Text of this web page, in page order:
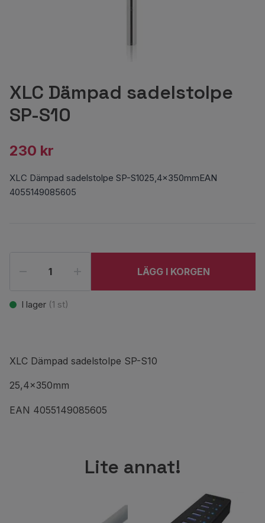
XLC Dämpad sadelstolpe
SP-S10
230 kr
XLC Dämpad sadelstolpe SP-S1025,4x350mmEAN
4055149085605
LÄGG I KORGEN
I lager (1 st)
XLC Dämpad sadelstolpe SP-S10
25,4x350mm
EAN 4055149085605
Lite annat!